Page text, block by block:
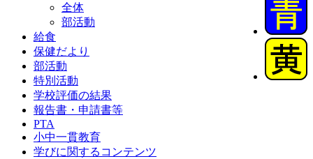
全体
部活動
給食
保健だより
部活動
特別活動
学校評価の結果
報告書・申請書等
PTA
小中一貫教育
学びに関するコンテンツ